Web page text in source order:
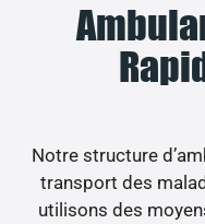
Notre structure
transport des
utilisons des